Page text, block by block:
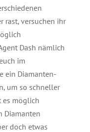
rast, versuchen ihr
Dash nämlich
im
ein Diamanten-
um so schneller
es möglich
Diamanten
doch etwas